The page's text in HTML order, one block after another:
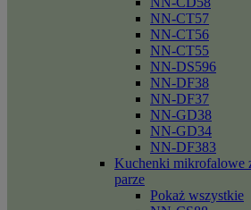
NN-CT57
NN-CT56
NN-CT55
NN-DS596
NN-DF38
NN-DF37
NN-GD38
NN-GD34
NN-DF383
Kuchenki mikrofalowe
parze
Pokaż wszystkie